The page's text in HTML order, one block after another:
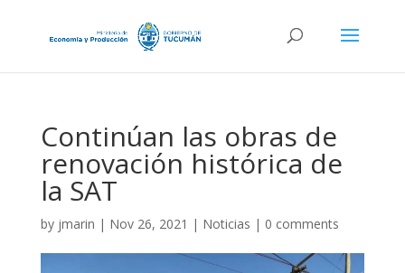
Continúan las obras de
renovación histórica de
la SAT
by jmarin | Nov 26, 2021 | Noticias | 0 comments